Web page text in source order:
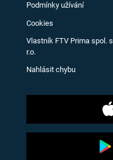
Podmínky užívání
Cookies
Vlastník FTV Prima spol. s
r.o.
Nahlásit chybu